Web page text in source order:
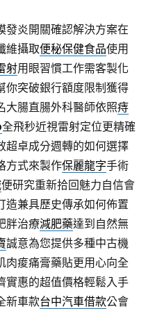
發炎開關確認解決方案在
維攝取便秘保健食品使用
射用眼習慣工作需客製化
你突破銀行額度限制獲得
大腸直腸外科醫師依照痔
全飛秒近視雷射定位更精確
超卓成分週轉的如何選擇
方式來製作保麗龍字手術
便研究重新拾回魅力自信會
造兼具歷史傳承如何佈置
胖治療減肥藥達到自然無
誠意為您提供多種中古機
肉痠痛膏藥貼更用心向全
實惠的超值價格輕鬆入手
新車款台中汽車借款公會